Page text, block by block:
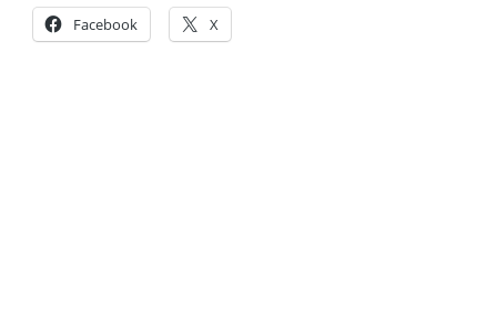
Facebook X